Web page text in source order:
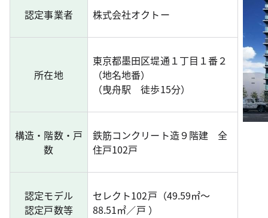
認定事業者 株式会社オクトー
所在地
東京都墨田区堤通１丁目１番２
（地名地番）
（曳舟駅 徒歩15分）
構造・階数・戸
数
鉄筋コンクリート造９階建 全
住戸102戸
認定モデル
認定戸数等
セレクト102戸（49.59㎡～
88.51㎡／戸 ）